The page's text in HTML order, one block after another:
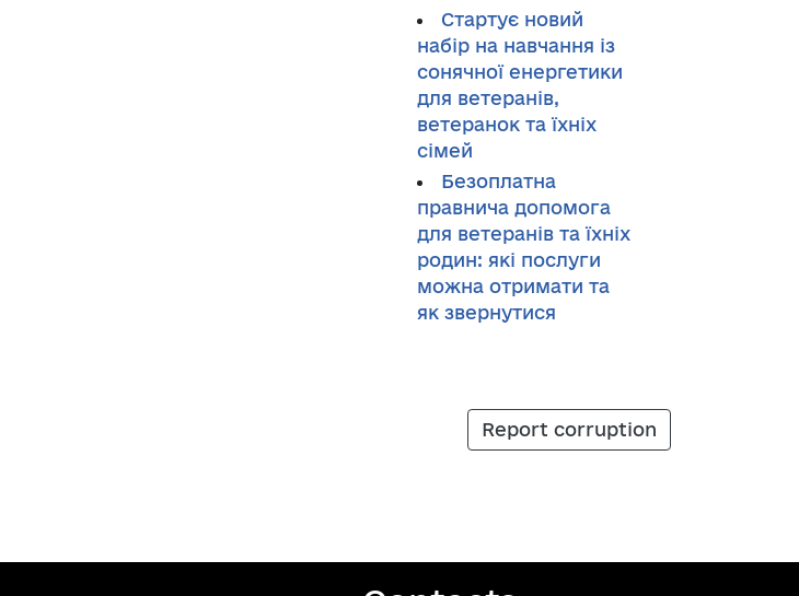
Стартує новий
набір на навчання із
сонячної енергетики
для ветеранів,
ветеранок та їхніх
сімей
Безоплатна
правнича допомога
для ветеранів та їхніх
родин: які послуги
можна отримати та
як звернутися
Report corruption